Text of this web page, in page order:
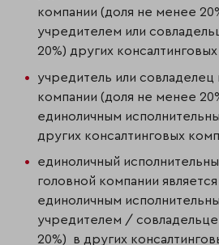
компании (доля не менее
учредителем или
20%) других
учредитель или совладелец
компании (доля не менее
единоличным
других консалтинговых
единоличный
головной компании
единоличным
учредителем /
20%) в других